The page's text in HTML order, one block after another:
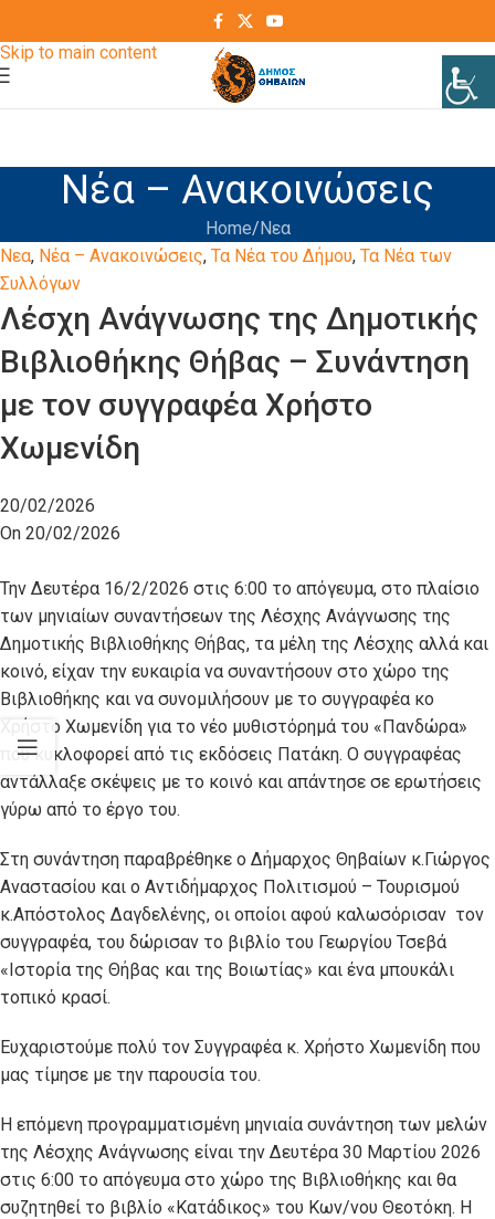
Skip to main content
Νέα – Ανακοινώσεις
Home Νεα
Νεα, Νέα – Ανακοινώσεις, Τα Νέα του Δήμου, Τα Νέα των
Συλλόγων
Λέσχη Ανάγνωσης της Δημοτικής
Βιβλιοθήκης Θήβας – Συνάντηση
με τον συγγραφέα Χρήστο
Χωμενίδη
20/02/2026
On 20/02/2026
Την Δευτέρα 16/2/2026 στις 6:00 το απόγευμα, στο πλαίσιο
των μηνιαίων συναντήσεων της Λέσχης Ανάγνωσης της
Δημοτικής Βιβλιοθήκης Θήβας, τα μέλη της Λέσχης αλλά και
κοινό, είχαν την ευκαιρία να συναντήσουν στο χώρο της
Βιβλιοθήκης και να συνομιλήσουν με το συγγραφέα κο
Χρήστο Χωμενίδη για το νέο μυθιστόρημά του «Πανδώρα»
που κυκλοφορεί από τις εκδόσεις Πατάκη. Ο συγγραφέας
αντάλλαξε σκέψεις με το κοινό και απάντησε σε ερωτήσεις
γύρω από το έργο του.
Στη συνάντηση παραβρέθηκε ο Δήμαρχος Θηβαίων κ.Γιώργος
Αναστασίου και ο Αντιδήμαρχος Πολιτισμού – Τουρισμού
κ.Απόστολος Δαγδελένης, οι οποίοι αφού καλωσόρισαν τον
συγγραφέα, του δώρισαν το βιβλίο του Γεωργίου Τσεβά
«Ιστορία της Θήβας και της Βοιωτίας» και ένα μπουκάλι
τοπικό κρασί.
Ευχαριστούμε πολύ τον Συγγραφέα κ. Χρήστο Χωμενίδη που
μας τίμησε με την παρουσία του.
Η επόμενη προγραμματισμένη μηνιαία συνάντηση των μελών
της Λέσχης Ανάγνωσης είναι την Δευτέρα 30 Μαρτίου 2026
στις 6:00 το απόγευμα στο χώρο της Βιβλιοθήκης και θα
συζητηθεί το βιβλίο «Κατάδικος» του Κων/νου Θεοτόκη. Η